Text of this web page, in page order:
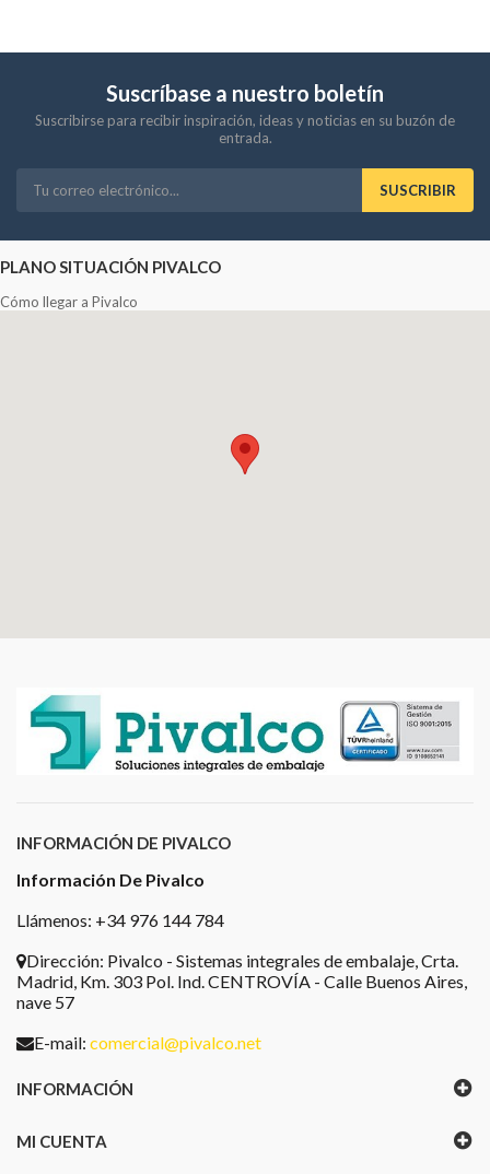
Suscríbase a nuestro boletín
Suscribirse para recibir inspiración, ideas y noticias en su buzón de
entrada.
SUSCRIBIR
PLANO SITUACIÓN PIVALCO
Cómo llegar a Pivalco
INFORMACIÓN DE PIVALCO
Información De Pivalco
Llámenos: +34 976 144 784
Dirección: Pivalco - Sistemas integrales de embalaje, Crta.
Madrid, Km. 303 Pol. Ind. CENTROVÍA - Calle Buenos Aires,
nave 57
E-mail: comercial@pivalco.net
INFORMACIÓN
MI CUENTA